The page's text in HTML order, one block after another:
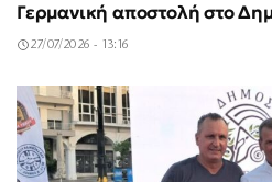
Γερμανική αποστολή στο
27/07/2026 - 13:16